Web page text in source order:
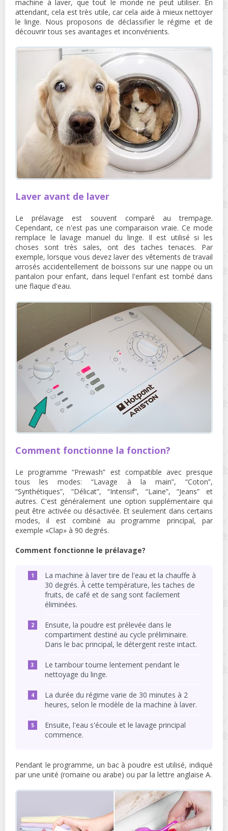
machine à laver, que tout le monde ne peut utiliser. En
attendant, cela est très utile, car cela aide à mieux nettoyer
le linge. Nous proposons de déclassifier le régime et de
découvrir tous ses avantages et inconvénients.
Laver avant de laver
Le prélavage est souvent comparé au trempage.
Cependant, ce n'est pas une comparaison vraie. Ce mode
remplace le lavage manuel du linge. Il est utilisé si les
choses sont très sales, ont des taches tenaces. Par
exemple, lorsque vous devez laver des vêtements de travail
arrosés accidentellement de boissons sur une nappe ou un
pantalon pour enfant, dans lequel l'enfant est tombé dans
une flaque d'eau.
Comment fonctionne la fonction?
Le programme “Prewash” est compatible avec presque
tous les modes: “Lavage à la main”, “Coton”,
“Synthétiques”, “Délicat”, “Intensif”, “Laine”, “Jeans” et
autres. C'est généralement une option supplémentaire qui
peut être activée ou désactivée. Et seulement dans certains
modes, il est combiné au programme principal, par
exemple «Clap» à 90 degrés.
Comment fonctionne le prélavage?
La machine à laver tire de l'eau et la chauffe à
30 degrés. À cette température, les taches de
fruits, de café et de sang sont facilement
éliminées.
Ensuite, la poudre est prélevée dans le
compartiment destiné au cycle préliminaire.
Dans le bac principal, le détergent reste intact.
Le tambour tourne lentement pendant le
nettoyage du linge.
La durée du régime varie de 30 minutes à 2
heures, selon le modèle de la machine à laver.
Ensuite, l'eau s'écoule et le lavage principal
commence.
Pendant le programme, un bac à poudre est utilisé, indiqué
par une unité (romaine ou arabe) ou par la lettre anglaise A.